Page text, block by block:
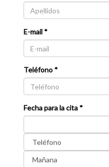
E-mail *
Teléfono *
Fecha para la cita *